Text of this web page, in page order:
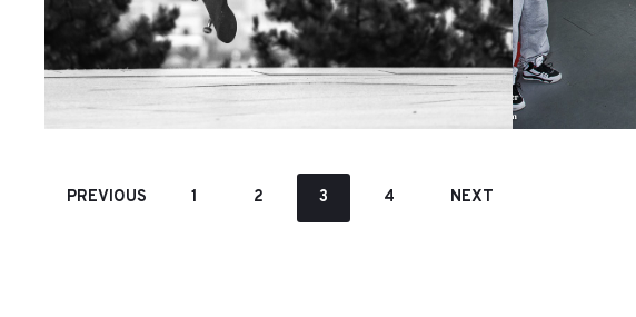
Michal Jirák – SK8 Sport
PREVIOUS 1 2 3 4 NEXT